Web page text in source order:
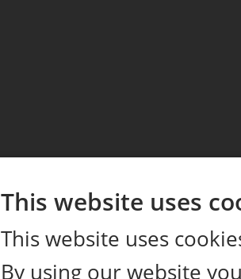
This website uses
This website uses
By using our website